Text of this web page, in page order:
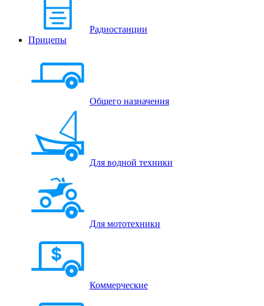
Радиостанции
Прицепы
Общего назначения
Для водной техники
Для мототехники
Коммерческие